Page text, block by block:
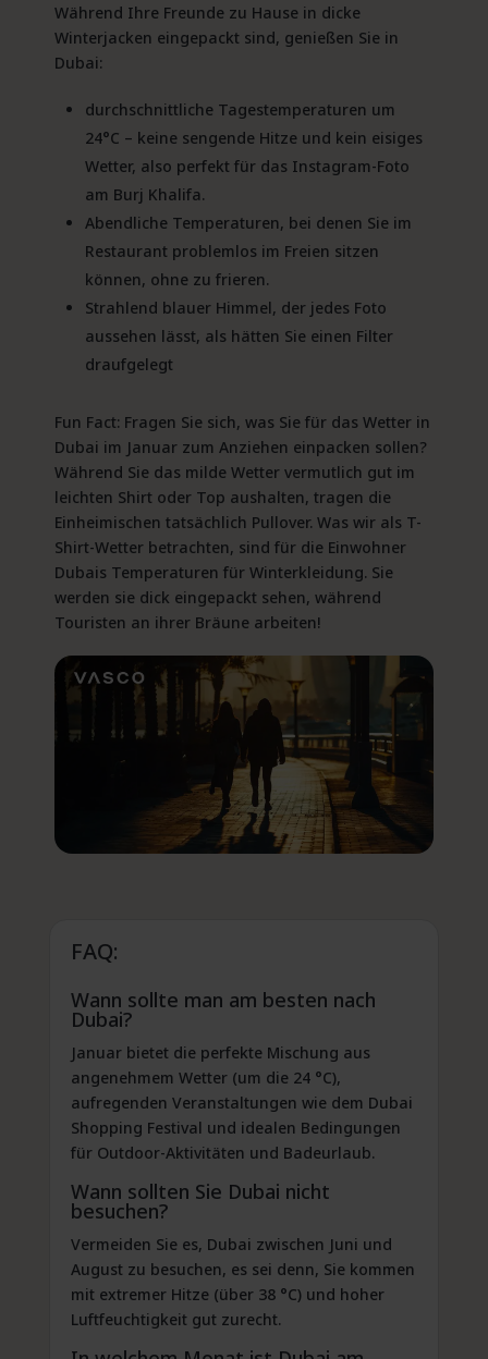
Während Ihre Freunde zu Hause in dicke
Winterjacken eingepackt sind, genießen Sie in
Dubai:
durchschnittliche Tagestemperaturen um
24°C – keine sengende Hitze und kein eisiges
Wetter, also perfekt für das Instagram-Foto
am Burj Khalifa.
Abendliche Temperaturen, bei denen Sie im
Restaurant problemlos im Freien sitzen
können, ohne zu frieren.
Strahlend blauer Himmel, der jedes Foto
aussehen lässt, als hätten Sie einen Filter
draufgelegt
Fun Fact: Fragen Sie sich, was Sie für das Wetter in
Dubai im Januar zum Anziehen einpacken sollen?
Während Sie das milde Wetter vermutlich gut im
leichten Shirt oder Top aushalten, tragen die
Einheimischen tatsächlich Pullover. Was wir als T-
Shirt-Wetter betrachten, sind für die Einwohner
Dubais Temperaturen für Winterkleidung. Sie
werden sie dick eingepackt sehen, während
Touristen an ihrer Bräune arbeiten!
FAQ:
Wann sollte man am besten nach
Dubai?
Januar bietet die perfekte Mischung aus
angenehmem Wetter (um die 24 °C),
aufregenden Veranstaltungen wie dem Dubai
Shopping Festival und idealen Bedingungen
für Outdoor-Aktivitäten und Badeurlaub.
Wann sollten Sie Dubai nicht
besuchen?
Vermeiden Sie es, Dubai zwischen Juni und
August zu besuchen, es sei denn, Sie kommen
mit extremer Hitze (über 38 °C) und hoher
Luftfeuchtigkeit gut zurecht.